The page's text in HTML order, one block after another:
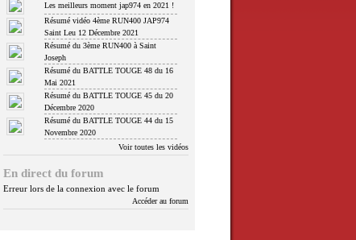
Les meilleurs moment jap974 en 2021 !
Résumé vidéo 4ème RUN400 JAP974
Saint Leu 12 Décembre 2021
Résumé du 3ème RUN400 à Saint
Joseph
Résumé du BATTLE TOUGE 48 du 16
Mai 2021
Résumé du BATTLE TOUGE 45 du 20
Décembre 2020
Résumé du BATTLE TOUGE 44 du 15
Novembre 2020
Voir toutes les vidéos
En direct du forum
Erreur lors de la connexion avec le forum
Accéder au forum